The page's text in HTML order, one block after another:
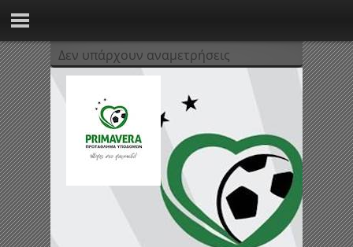
Δεν υπάρχουν αναμετρήσεις